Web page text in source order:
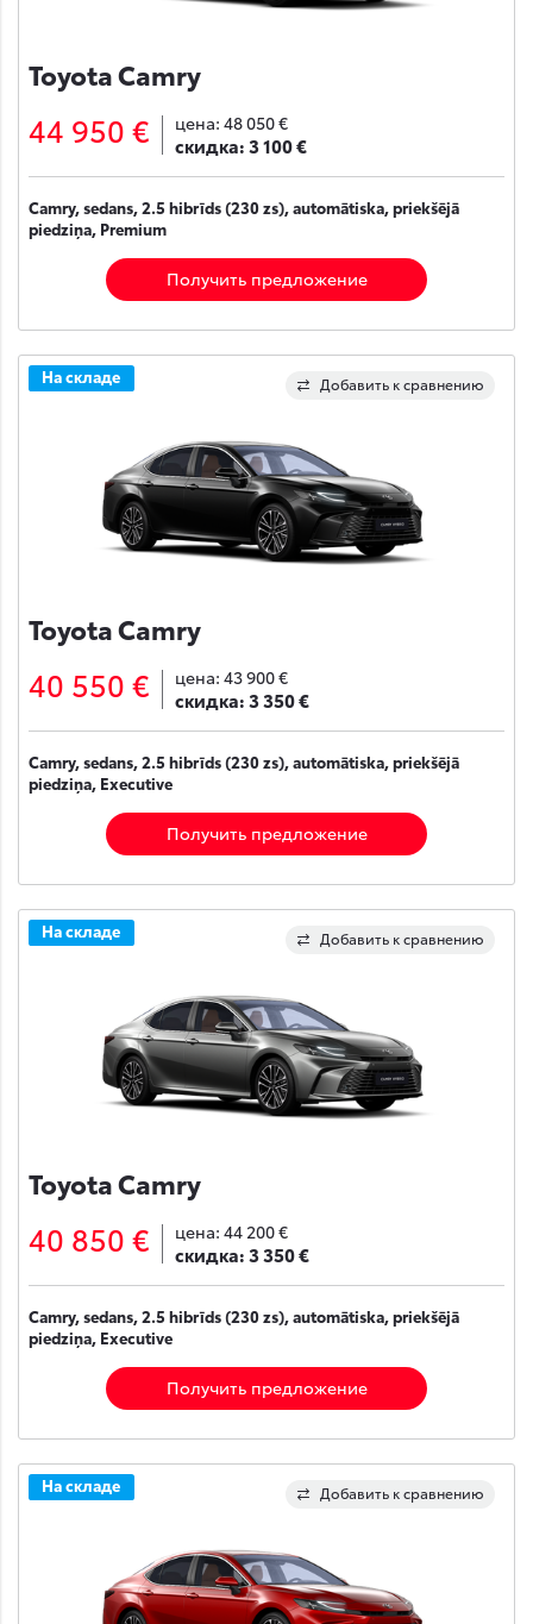
Toyota Camry
44 950 € цена: 48 050 €
скидка:3 100 €
Camry, sedans, 2.5 hibrīds (230 zs), automātiska, priekšējā
piedziņa, Premium
Получить предложение
Добавить к сравнению
На складе
Toyota Camry
40 550 € цена: 43 900 €
скидка:3 350 €
Camry, sedans, 2.5 hibrīds (230 zs), automātiska, priekšējā
piedziņa, Executive
Получить предложение
Добавить к сравнению
На складе
Toyota Camry
40 850 € цена: 44 200 €
скидка:3 350 €
Camry, sedans, 2.5 hibrīds (230 zs), automātiska, priekšējā
piedziņa, Executive
Получить предложение
Добавить к сравнению
На складе